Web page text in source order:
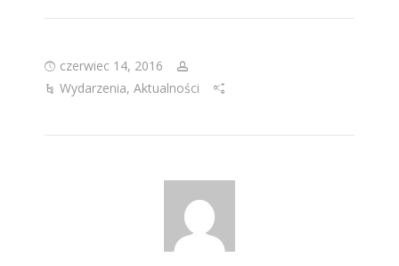
czerwiec 14, 2016
Wydarzenia, Aktualności